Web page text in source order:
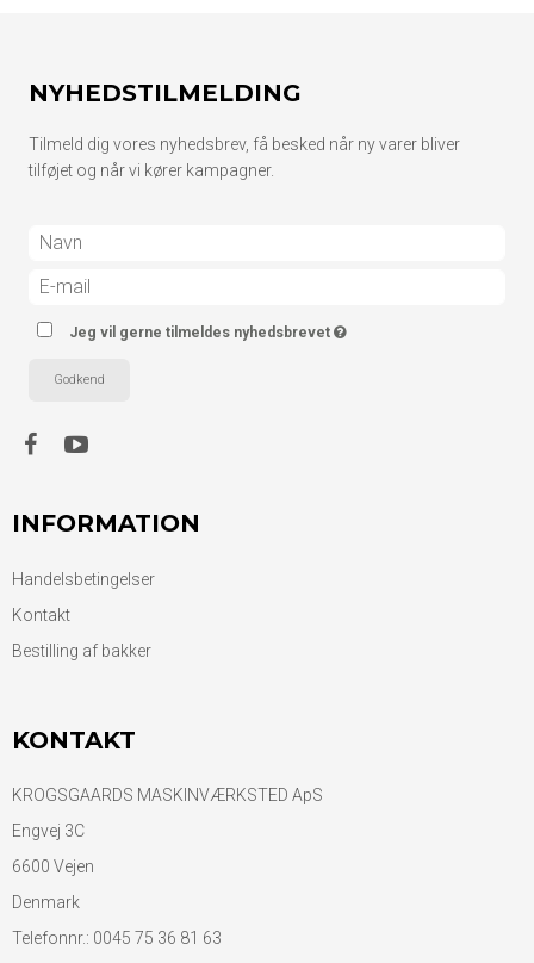
NYHEDSTILMELDING
Tilmeld dig vores nyhedsbrev, få besked når ny varer bliver
tilføjet og når vi kører kampagner.
Jeg vil gerne tilmeldes nyhedsbrevet
Godkend
INFORMATION
Handelsbetingelser
Kontakt
Bestilling af bakker
KONTAKT
KROGSGAARDS MASKINVÆRKSTED ApS
Engvej 3C
6600 Vejen
Denmark
Telefonnr.: 0045 75 36 81 63